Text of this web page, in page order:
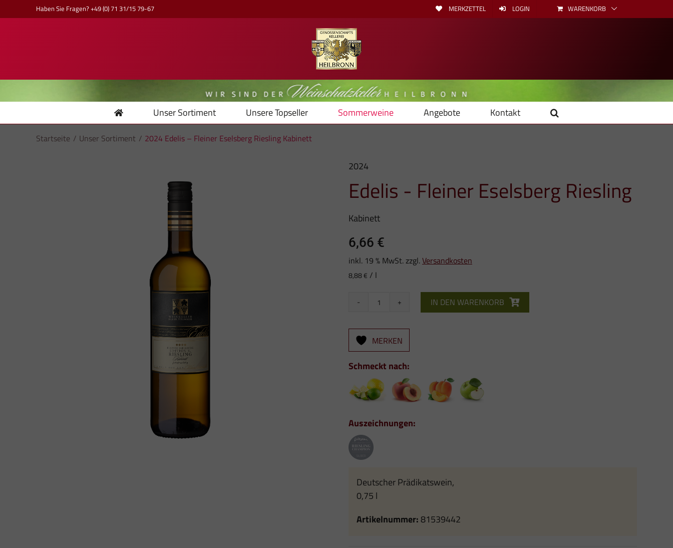
to
Haben Sie Fragen? +49 (0) 71 31/15 79-67 MERKZETTEL LOGIN WARENKORB
Unser Sortiment Unsere Topseller Sommerweine Angebote Kontakt
Startseite Unser Sortiment 2024 Edelis – Fleiner Eselsberg Riesling Kabinett
2024
Edelis - Fleiner Eselsberg Riesling
Kabinett
6,66 €
inkl. 19 % MwSt.zzgl.Versandkosten
8,88€ / l
2024
–
Fleiner
Eselsberg
Riesling
Kabinett
Menge
IN DEN WARENKORB
MERKEN
Schmeckt nach:
Auszeichnungen:
Deutscher Prädikatswein,
0,75 l
Artikelnummer:81539442